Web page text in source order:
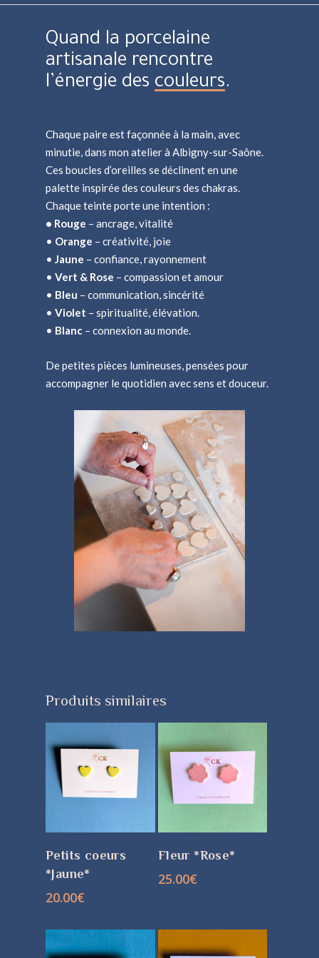
Quand la porcelaine
artisanale rencontre
l’énergie des couleurs.
Chaque paire est façonnée à la main, avec
minutie, dans mon atelier à Albigny-sur-Saône.
Ces boucles d’oreilles se déclinent en une
palette inspirée des couleurs des chakras.
Chaque teinte porte une intention :
• Rouge – ancrage, vitalité
• Orange – créativité, joie
• Jaune – confiance, rayonnement
• Vert & Rose – compassion et amour
• Bleu – communication, sincérité
• Violet – spiritualité, élévation.
• Blanc – connexion au monde.
De petites pièces lumineuses, pensées pour
accompagner le quotidien avec sens et douceur.
Produits similaires
Petits coeurs
*Jaune*
20.00€
Fleur *Rose*
25.00€